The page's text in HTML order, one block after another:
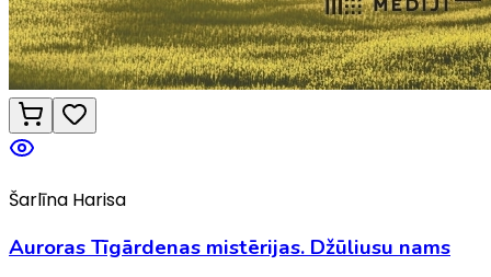
Šarlīna Harisa
Auroras Tīgārdenas mistērijas. Džūliusu nams